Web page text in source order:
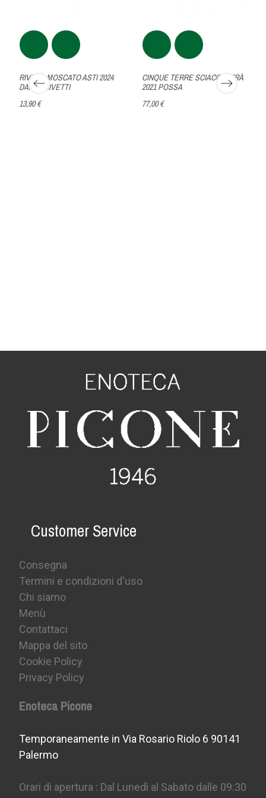
RIVETO MOSCATO ASTI 2024
DANTE RIVETTI
13,90 €
CINQUE TERRE SCIACCHETRÀ
2021 POSSA
77,00 €
Customer Service
Consegna
Termini e condizioni d'uso
Chi siamo
Menù
Contattaci
Mappa del sito
Cookie Policy
Privacy Policy
Enoteca Picone
Temporaneamente in Via Rosario Riolo 6 90141
Palermo
Orari di apertura : Dal Lunedì al Sabato dalle 09:30